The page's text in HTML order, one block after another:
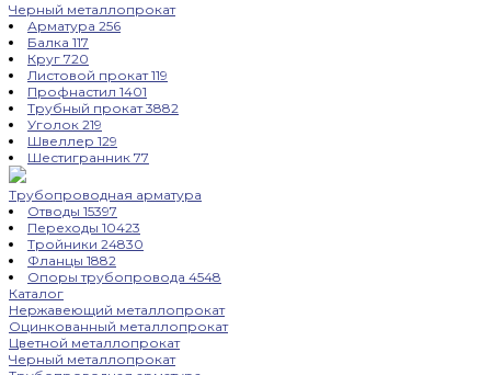
Черный металлопрокат
Арматура 256
Балка 117
Круг 720
Листовой прокат119
Профнастил 1401
Трубный прокат3882
Уголок 219
Швеллер 129
Шестигранник 77
Трубопроводная арматура
Отводы 15397
Переходы 10423
Тройники 24830
Фланцы 1882
Опоры трубопровода 4548
Каталог
Нержавеющий металлопрокат
Оцинкованный металлопрокат
Цветной металлопрокат
Черный металлопрокат